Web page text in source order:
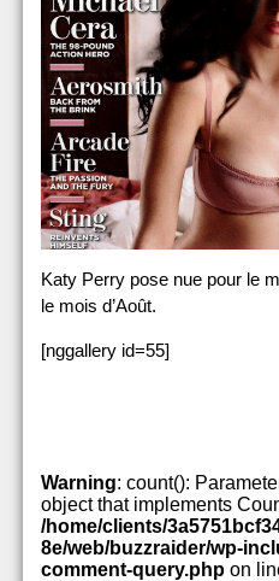
Katy Perry pose nue pour le
le mois d’Août.
[nggallery id=55]
Warning: count():
object that implements
/home/clients/
8e/web/buzzraider/wp-
comment-query.php on